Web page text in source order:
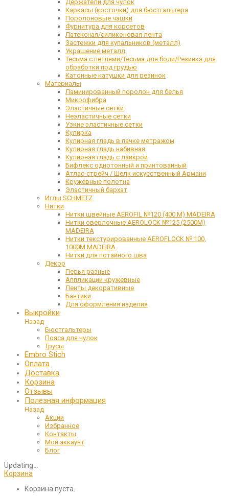
Держатели для чулок
Каркасы (косточки) для бюстгальтера
Поролоновые чашки
Фурнитура для корсетов
Латексная/силиконовая лента
Застежки для купальников (металл)
Украшение металл
Тесьма с петлями/Тесьма для боди/Резинка для
обработки под грудью
Катонные катушки для резинок
Материалы
Ламинированный поролон для белья
Микрофибра
Эластичные сетки
Неэластичные сетки
Узкие эластичные сетки
Кулирка
Кулирная гладь в пачке метражом
Кулирная гладь набивная
Кулирная гладь с лайкрой
Бифлекс однотонный и принтованный
Атлас-стрейч / Шелк искусственный Армани
Кружевные полотна
Эластичный бархат
Иглы SCHMETZ
Нитки
Нитки швейные AEROFIL №120 (400 М) MADEIRA
Нитки оверлочные AEROLOCK №125 (2500М)
MADEIRA
Нитки текстурированные AEROFLOCK № 100,
1000М MADEIRA
Нитки для потайного шва
Декор
Перья разные
Аппликации кружевные
Ленты декоративные
Бантики
Для оформления изделия
Выкройки
Назад
Бюстгальтеры
Пояса для чулок
Трусы
Embro Stich
Оплата
Доставка
Корзина
Отзывы
Полезная информация
Назад
Акции
Избранное
Контакты
Мой аккаунт
Блог
Updating…
Корзина
Корзина пуста.